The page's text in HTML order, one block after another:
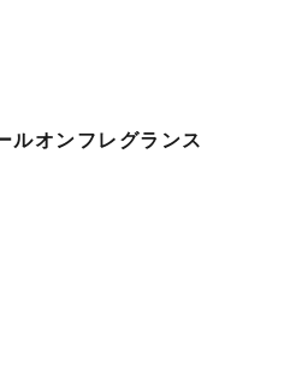
オンフレグランス